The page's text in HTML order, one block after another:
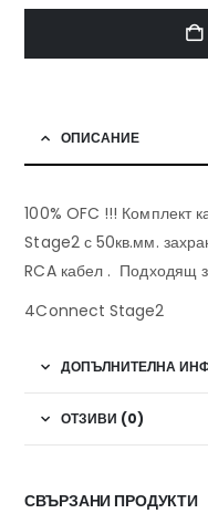
ОПИСАНИЕ
100% OFC !!! Комплект
Stage2 с 50кв.мм.
RCA кабел . Подходящ
4Connect Stage2
ДОПЪЛНИТЕЛНА
ОТЗИВИ (0)
СВЪРЗАНИ ПРОДУКТИ